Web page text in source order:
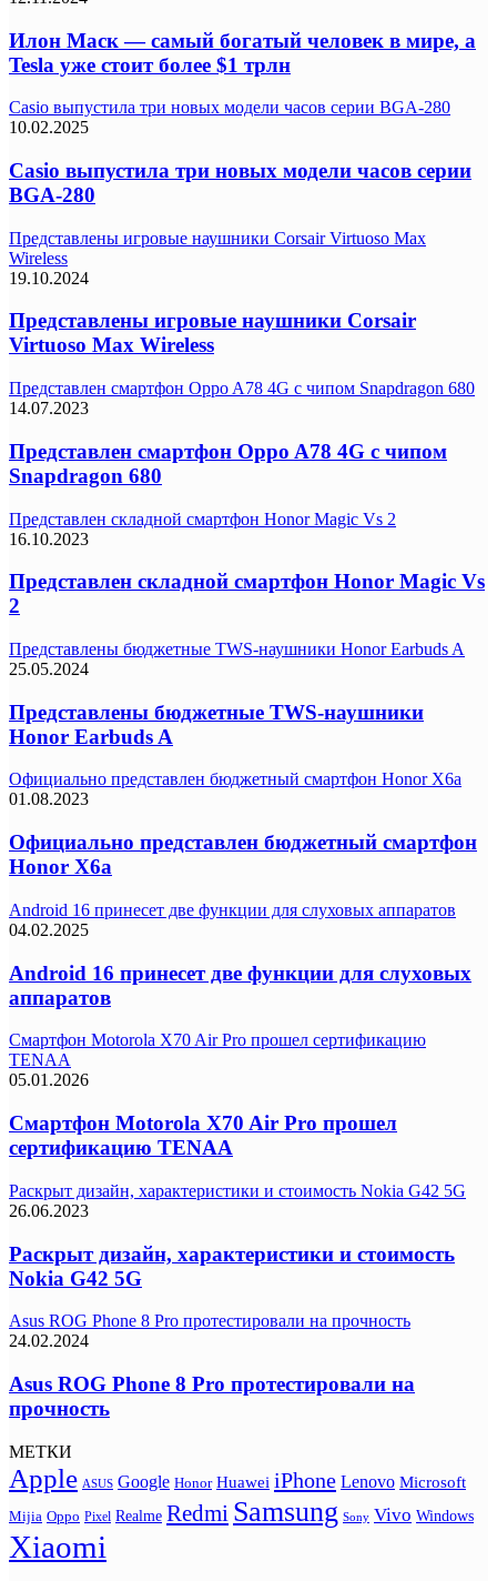
Илон Маск — самый богатый человек в мире, а
Tesla уже стоит более $1 трлн
Casio выпустила три новых модели часов серии BGA-280
10.02.2025
Casio выпустила три новых модели часов серии
BGA-280
Представлены игровые наушники Corsair Virtuoso Max
Wireless
19.10.2024
Представлены игровые наушники Corsair
Virtuoso Max Wireless
Представлен смартфон Oppo A78 4G с чипом Snapdragon 680
14.07.2023
Представлен смартфон Oppo A78 4G с чипом
Snapdragon 680
Представлен складной смартфон Honor Magic Vs 2
16.10.2023
Представлен складной смартфон Honor Magic Vs
2
Представлены бюджетные TWS-наушники Honor Earbuds A
25.05.2024
Представлены бюджетные TWS-наушники
Honor Earbuds A
Официально представлен бюджетный смартфон Honor X6a
01.08.2023
Официально представлен бюджетный смартфон
Honor X6a
Android 16 принесет две функции для слуховых аппаратов
04.02.2025
Android 16 принесет две функции для слуховых
аппаратов
Смартфон Motorola X70 Air Pro прошел сертификацию
TENAA
05.01.2026
Смартфон Motorola X70 Air Pro прошел
сертификацию TENAA
Раскрыт дизайн, характеристики и стоимость Nokia G42 5G
26.06.2023
Раскрыт дизайн, характеристики и стоимость
Nokia G42 5G
Asus ROG Phone 8 Pro протестировали на прочность
24.02.2024
Asus ROG Phone 8 Pro протестировали на
прочность
МЕТКИ
Apple ASUS Google Honor Huawei iPhone Lenovo Microsoft
Mijia Oppo Pixel Realme Redmi Samsung Sony Vivo Windows
Xiaomi